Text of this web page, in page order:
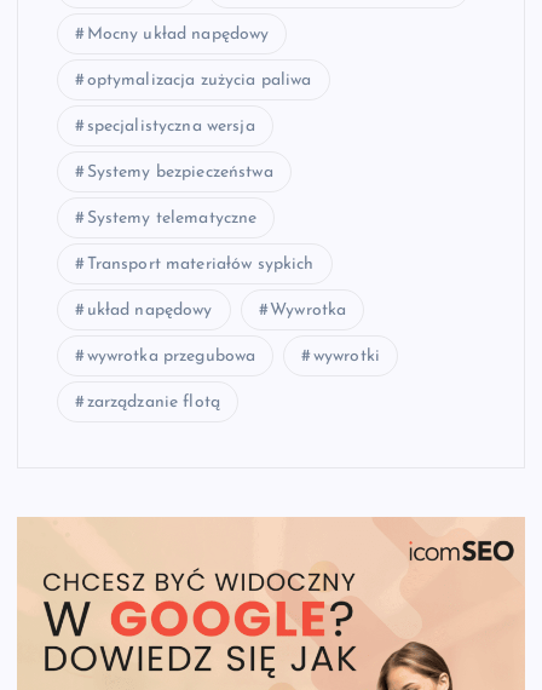
Mocny układ napędowy
optymalizacja zużycia paliwa
specjalistyczna wersja
Systemy bezpieczeństwa
Systemy telematyczne
Transport materiałów sypkich
układ napędowy Wywrotka
wywrotka przegubowa wywrotki
zarządzanie flotą